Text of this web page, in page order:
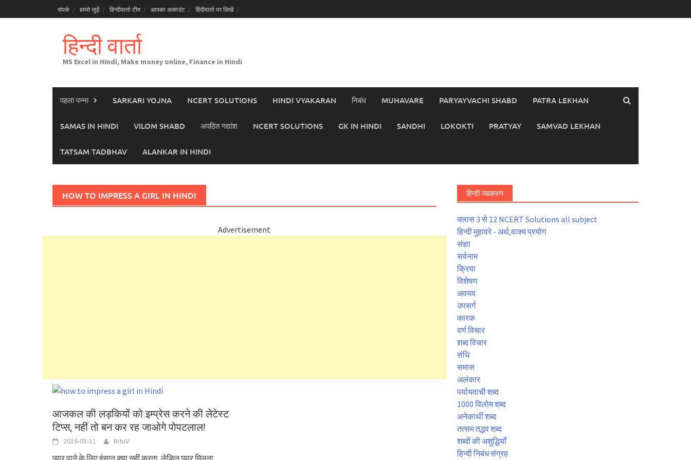
to
संपर्क हमसे जुड़ें हिन्दीवार्ता टीम आपका अकाउंट हिंदीवार्ता पर लिखें
हिन्दी वार्ता
MS Excel in Hindi, Make money online, Finance in Hindi
पहला पन्ना SARKARI YOJNA NCERT SOLUTIONS HINDI VYAKARAN निबंध MUHAVARE PARYAYVACHI SHABD PATRA LEKHAN
SAMAS IN HINDI VILOM SHABD अपठित गद्यांश NCERT SOLUTIONS GK IN HINDI SANDHI LOKOKTI PRATYAY SAMVAD LEKHAN
TATSAM TADBHAV ALANKAR IN HINDI
HOW TO IMPRESS A GIRL IN HINDI
Advertisement
आजकल की लड़कियों को इम्प्रेस करने की लेटेस्ट
टिप्स, नहीं तो बन कर रह जाओगे पोपटलाल!
2016-03-11 RituV
हिन्दी व्याकरण
क्लास 3 से 12 NCERT Solutions all subject
हिन्दी मुहावरे - अर्थ,वाक्य प्रयोग
संज्ञा
सर्वनाम
क्रिया
विशेषण
अवयव
उपसर्ग
कारक
वर्ण विचार
शब्द विचार
संधि
समास
अलंकार
पर्यायवाची शब्द
1000 विलोम शब्द
अनेकार्थी शब्द
तत्सम तद्भव शब्द
शब्दों की अशुद्धियाँ
हिन्दी निबंध संग्रह